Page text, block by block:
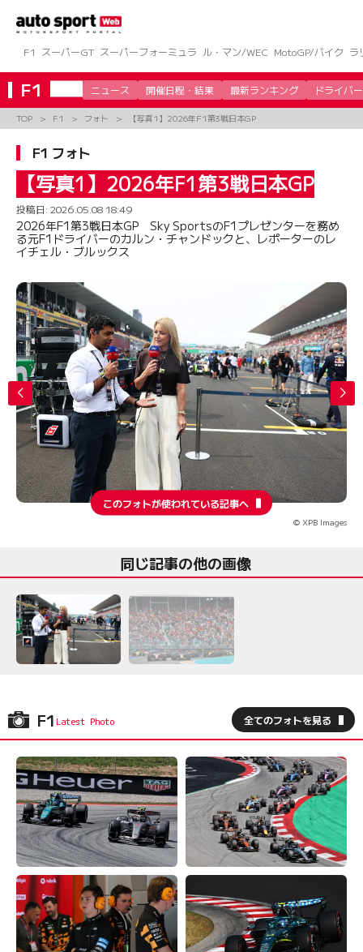
ツ
へ
ス
キ
ッ
F1 スーパーGT スーパーフォーミュラ ル・マン/WEC MotoGP/バイク ラ
F1 ニュース 開催日程・結果 最新ランキング ドライバー
TOP F1 フォト 【写真1】2026年F1第3戦日本GP
F1 フォト
【写真1】2026年F1第3戦日本GP
投稿日: 2026.05.08 18:49
2026年F1第3戦日本GP Sky SportsのF1プレゼンターを務め
る元F1ドライバーのカルン・チャンドックと、レポーターのレ
イチェル・ブルックス
このフォトが使われている記事へ
© XPB Images
同じ記事の他の画像
F1 全てのフォトを見る